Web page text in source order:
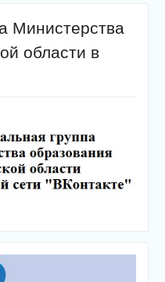
Министерства
области в